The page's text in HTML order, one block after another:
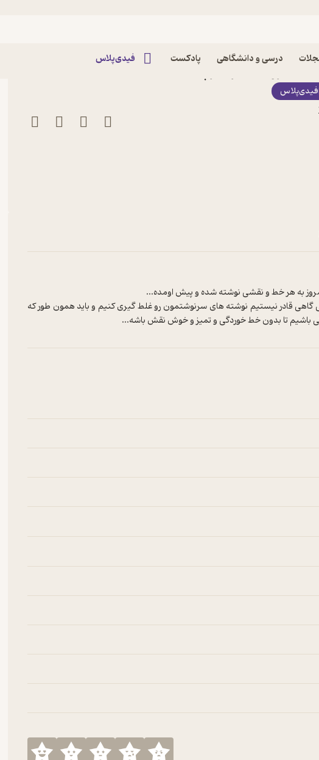
درسی و دانشگاهی پادکست فیدی‌پلاس
فیدی‌پلاس
قادر نیستیم نوشته های سرنوشتمون رو غلط گیری کنیم و باید همون طور که
باشیم تا بدون خط خوردگی و تمیز و خوش نقش باشه...